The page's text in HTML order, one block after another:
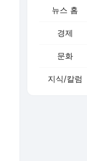
뉴스 홈
경제
문화
지식/칼럼